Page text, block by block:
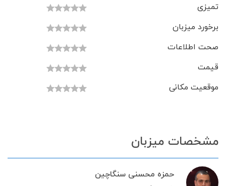
تمیزی
برخورد میزبان
صحت اطلاعات
قیمت
موقعیت مکانی
مشخصات میزبان
حمزه محسنی سنگاچین